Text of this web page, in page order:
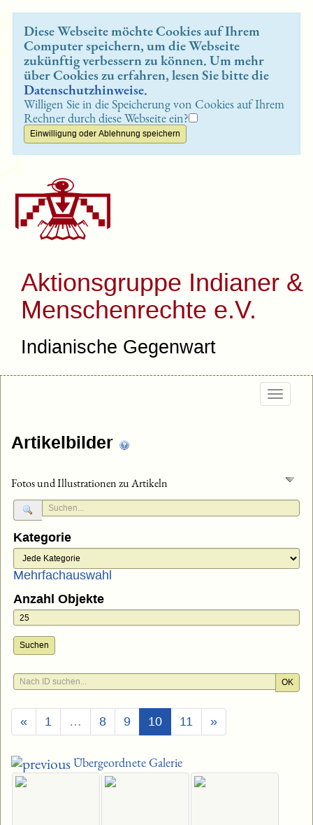
Diese Webseite möchte Cookies auf Ihrem
Computer speichern, um die Webseite
zukünftig verbessern zu können. Um mehr
über Cookies zu erfahren, lesen Sie bitte die
Datenschutzhinweise.
Willigen Sie in die Speicherung von Cookies auf Ihrem
Rechner durch diese Webseite ein?
Aktionsgruppe Indianer &
Menschenrechte e.V.
Indianische Gegenwart
Artikelbilder
Fotos und Illustrationen zu Artikeln
Kategorie
Mehrfachauswahl
Anzahl Objekte
Suchen
OK
« 1 … 8 9 10(Aktuell)
11 »
Übergeordnete Galerie